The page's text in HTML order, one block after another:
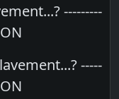
---------
-----